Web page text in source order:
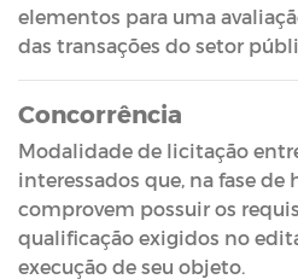
elementos para uma
das transações do setor
Concorrência
Modalidade de licitação
interessados que, na fase de
comprovem possuir os
qualificação exigidos no
execução de seu objeto.